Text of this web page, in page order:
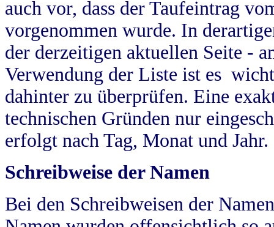
auch vor, dass der Taufeintrag
vorgenommen wurde. In
der derzeitigen aktuellen Seite -
Verwendung der Liste ist es
dahinter zu überprüfen. Eine
technischen Gründen nur
erfolgt nach Tag, Monat und Jahr.
Schreibweise der Namen
Bei den Schreibweisen der